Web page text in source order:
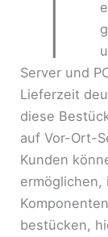
Server und
Lieferzeit
diese
auf Vor-Ort-
Kunden
ermöglichen,
bestücken,